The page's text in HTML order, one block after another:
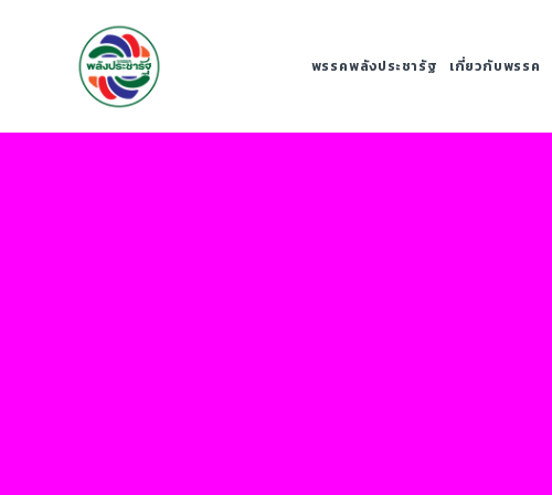
พรรคพลังประชารัฐ เกี่ยวกับพรรค